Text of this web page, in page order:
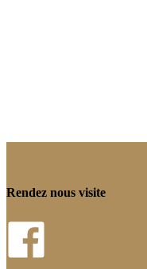
Rendez nous visite